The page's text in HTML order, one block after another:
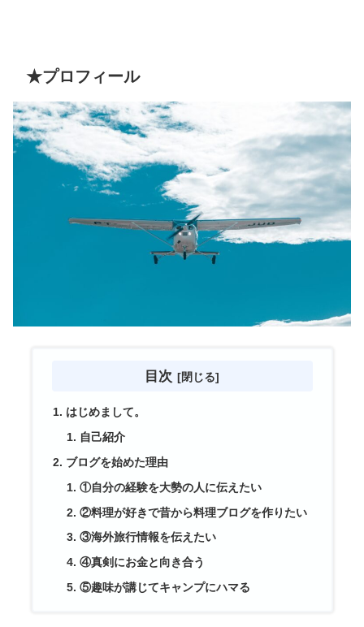
★プロフィール
目次
はじめまして。
自己紹介
ブログを始めた理由
①自分の経験を大勢の人に伝えたい
②料理が好きで昔から料理ブログを作りたい
③海外旅行情報を伝えたい
④真剣にお金と向き合う
⑤趣味が講じてキャンプにハマる